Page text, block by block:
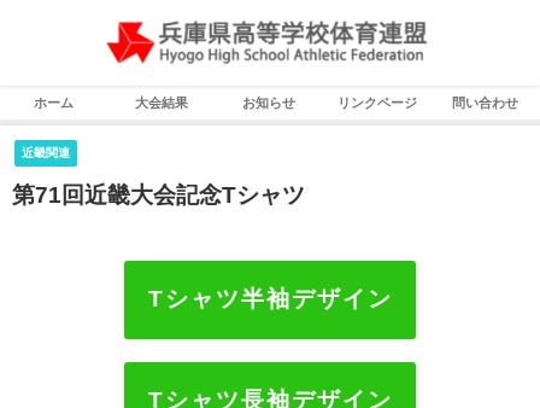
ホーム 大会結果 お知らせ リンクページ 問い合わせ
近畿関連
第71回近畿大会記念Tシャツ
Tシャツ半袖デザイン
Tシャツ長袖デザイン